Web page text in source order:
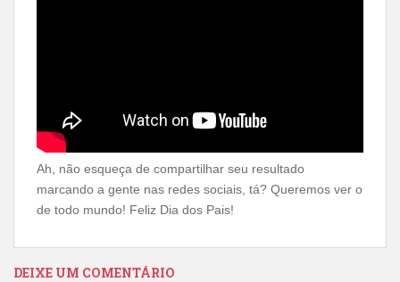
Ah, não esqueça de compartilhar seu resultado
marcando a gente nas redes sociais, tá? Queremos ver o
de todo mundo! Feliz Dia dos Pais!
DEIXE UM COMENTÁRIO